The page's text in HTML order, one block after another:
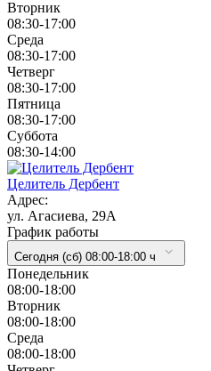
Вторник
08:30-17:00
Cреда
08:30-17:00
Четверг
08:30-17:00
Пятница
08:30-17:00
Суббота
08:30-14:00
Целитель Дербент
Адрес:
ул. Агасиева, 29А
График работы
Сегодня (сб) 08:00-18:00 ч
Понедельник
08:00-18:00
Вторник
08:00-18:00
Cреда
08:00-18:00